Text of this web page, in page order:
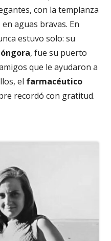
con la templanza
aguas bravas. En
estuvo solo: su
, fue su puerto
que le ayudaron a
el farmacéutico
recordó con gratitud.